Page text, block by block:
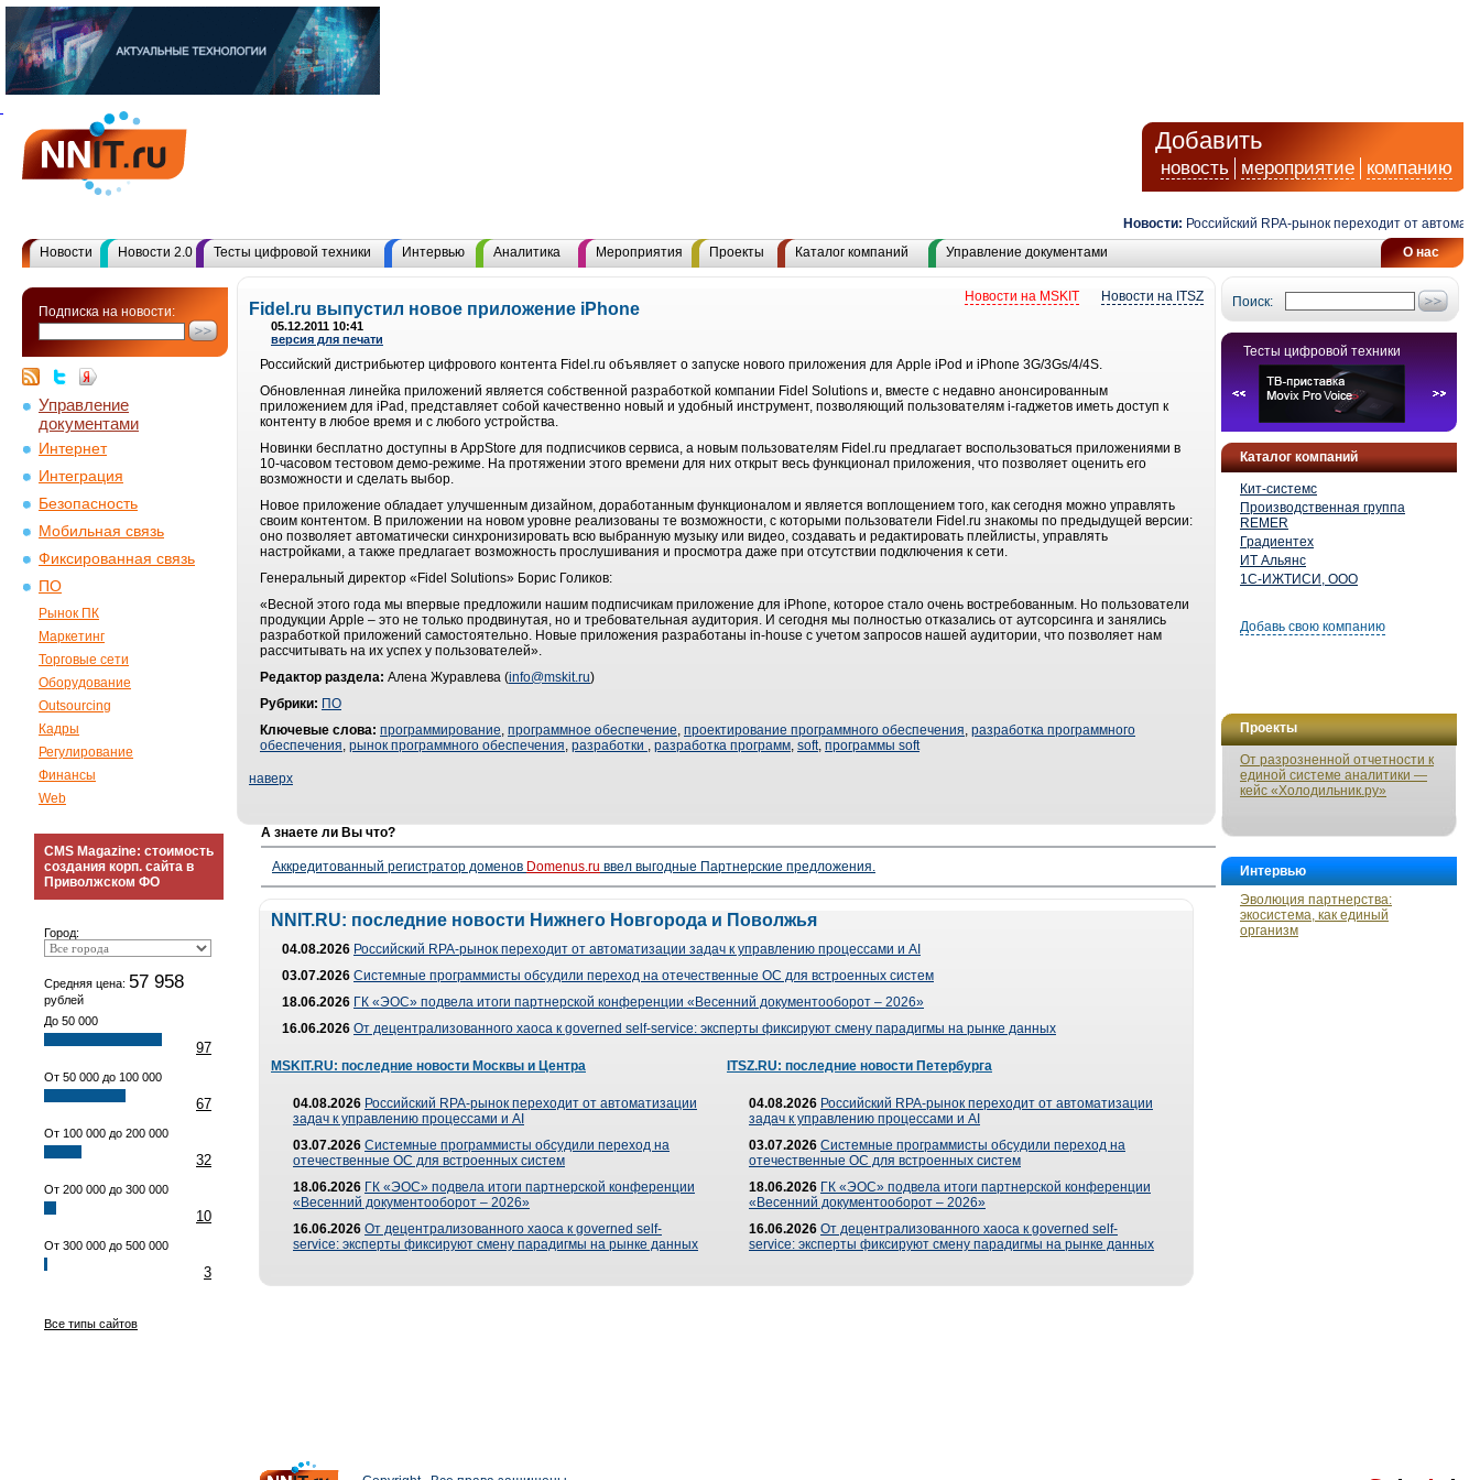
Добавить
новость мероприятие компанию
Новости: Российский RPA-рынок переходит от
О нас
Новости Новости 2.0 Тесты цифровой техники Интервью Аналитика Мероприятия Проекты Каталог компаний Управление документами
Подписка на новости:
Управление
документами
Интернет
Интеграция
Безопасность
Мобильная связь
Фиксированная связь
ПО
Рынок ПК
Маркетинг
Торговые сети
Оборудование
Outsourcing
Кадры
Регулирование
Финансы
Web
CMS Magazine: стоимость
создания корп. сайта в
Приволжском ФО
Город:
Средняя цена: 57 958
рублей
До 50 000
97
От 50 000 до 100 000
67
От 100 000 до 200 000
32
От 200 000 до 300 000
10
От 300 000 до 500 000
3
Все типы сайтов
Поиск:
Тесты цифровой техники
Каталог компаний
Кит-системс
Производственная группа
REMER
Градиентех
ИТ Альянс
1С-ИЖТИСИ, ООО
Добавь свою компанию
Проекты
От разрозненной отчетности к
единой системе аналитики —
кейс «Холодильник.ру»
Интервью
Эволюция партнерства:
экосистема, как единый
организм
Новости на ITSZ
Новости на MSKIT
Fidel.ru выпустил новое приложение iPhone
05.12.2011 10:41
версия для печати
Российский дистрибьютер цифрового контента Fidel.ru объявляет о запуске нового приложения для Apple iPod и iPhone 3G/3Gs/4/4S.
Обновленная линейка приложений является собственной разработкой компании Fidel Solutions и, вместе с недавно анонсированным
приложением для iPad, представляет собой качественно новый и удобный инструмент, позволяющий пользователям i-гаджетов иметь доступ к
контенту в любое время и с любого устройства.
Новинки бесплатно доступны в AppStore для подписчиков сервиса, а новым пользователям Fidel.ru предлагает воспользоваться приложениями в
10-часовом тестовом демо-режиме. На протяжении этого времени для них открыт весь функционал приложения, что позволяет оценить его
возможности и сделать выбор.
Новое приложение обладает улучшенным дизайном, доработанным функционалом и является воплощением того, как сегодня можно управлять
своим контентом. В приложении на новом уровне реализованы те возможности, с которыми пользователи Fidel.ru знакомы по предыдущей версии:
оно позволяет автоматически синхронизировать всю выбранную музыку или видео, создавать и редактировать плейлисты, управлять
настройками, а также предлагает возможность прослушивания и просмотра даже при отсутствии подключения к сети.
Генеральный директор «Fidel Solutions» Борис Голиков:
«Весной этого года мы впервые предложили нашим подписчикам приложение для iPhone, которое стало очень востребованным. Но пользователи
продукции Apple – это не только продвинутая, но и требовательная аудитория. И сегодня мы полностью отказались от аутсорсинга и занялись
разработкой приложений самостоятельно. Новые приложения разработаны in-house с учетом запросов нашей аудитории, что позволяет нам
рассчитывать на их успех у пользователей».
Редактор раздела: Алена Журавлева (info@mskit.ru)
Рубрики: ПО
Ключевые слова: программирование, программное обеспечение, проектирование программного обеспечения, разработка программного
обеспечения, рынок программного обеспечения, разработки , разработка программ, soft, программы soft
наверх
А знаете ли Вы что?
Аккредитованный регистратор доменов Domenus.ru ввел выгодные Партнерские предложения.
NNIT.RU: последние новости Нижнего Новгорода и Поволжья
04.08.2026 Российский RPA-рынок переходит от автоматизации задач к управлению процессами и AI
03.07.2026 Системные программисты обсудили переход на отечественные ОС для встроенных систем
18.06.2026 ГК «ЭОС» подвела итоги партнерской конференции «Весенний документооборот – 2026»
16.06.2026 От децентрализованного хаоса к governed self-service: эксперты фиксируют смену парадигмы на рынке данных
MSKIT.RU: последние новости Москвы и Центра
04.08.2026 Российский RPA-рынок переходит от автоматизации
задач к управлению процессами и AI
03.07.2026 Системные программисты обсудили переход на
отечественные ОС для встроенных систем
18.06.2026 ГК «ЭОС» подвела итоги партнерской конференции
«Весенний документооборот – 2026»
16.06.2026 От децентрализованного хаоса к governed self-
service: эксперты фиксируют смену парадигмы на рынке данных
ITSZ.RU: последние новости Петербурга
04.08.2026 Российский RPA-рынок переходит от автоматизации
задач к управлению процессами и AI
03.07.2026 Системные программисты обсудили переход на
отечественные ОС для встроенных систем
18.06.2026 ГК «ЭОС» подвела итоги партнерской конференции
«Весенний документооборот – 2026»
16.06.2026 От децентрализованного хаоса к governed self-
service: эксперты фиксируют смену парадигмы на рынке данных